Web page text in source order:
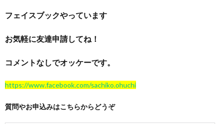
フェイスブックやっています
お気軽に友達申請してね！
コメントなしでオッケーです。
https://www.facebook.com/sachiko.ohuchi
質問やお申込みはこちらからどうぞ